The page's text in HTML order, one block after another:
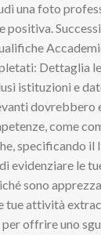
una foto
positiva.
Dettaglia
istituzioni e
dovrebbero
come
specificando il
evidenziare le
sono
tue attività
offrire uno